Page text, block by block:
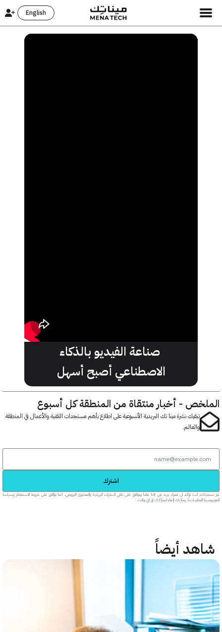
English
⁨ صناعة الفيديو بالذكاء
الاصطناعي أصبح أسهل
- أخبار منتقاة من المنطقة كل أسبوع
تبقيك نشرة مينا تك البريدية الأسبوعية على اطلاع بأهم مستجدات التقنية والأعمال في المنطقة
والعالم.
عبر تسجيلك، أنت تؤكد أن عمرك يزيد عن 18 عاماً وتوافق على تلقي النشرات البريدية والمحتوى الترويجي، كما توافق على شروط الاستخدام وسياسة
بنا. يمكنك إلغاء اشتراكك في أي وقت.
أيضاً